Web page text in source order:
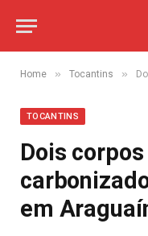
Home » Tocantins »
TOCANTINS
Dois
em